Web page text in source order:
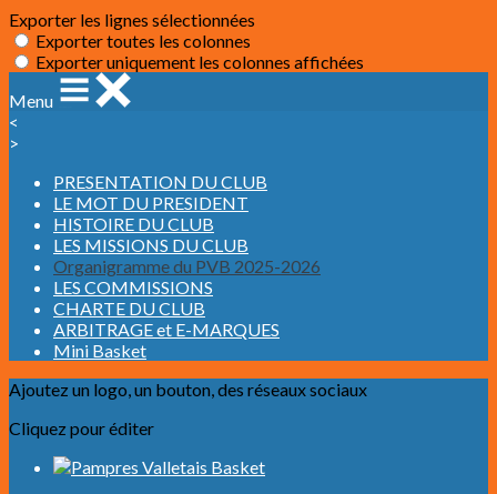
Exporter les lignes sélectionnées
Exporter toutes les colonnes
Exporter uniquement les colonnes affichées
Menu
<
>
PRESENTATION DU CLUB
LE MOT DU PRESIDENT
HISTOIRE DU CLUB
LES MISSIONS DU CLUB
Organigramme du PVB 2025-2026
LES COMMISSIONS
CHARTE DU CLUB
ARBITRAGE et E-MARQUES
Mini Basket
Ajoutez un logo, un bouton, des réseaux sociaux
Cliquez pour éditer